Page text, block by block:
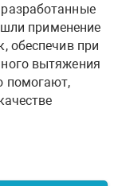
применение
обеспечив при
вытяжения
помогают,